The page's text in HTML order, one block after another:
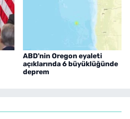
ABD'nin Oregon eyaleti
açıklarında 6 büyüklüğünde
deprem